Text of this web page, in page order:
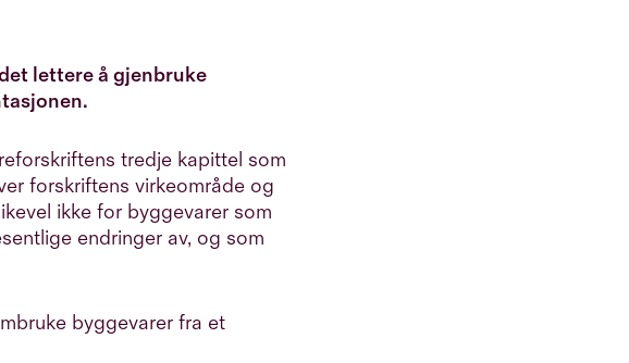
lettere å gjenbruke
tredje kapittel som
forskriftens virkeområde og
ikke for byggevarer som
endringer av, og som
byggevarer fra et